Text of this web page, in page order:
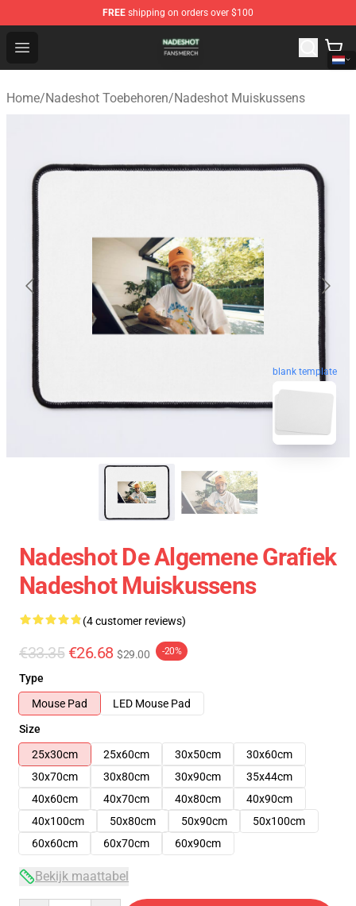
FREE shipping on orders over $100
Open menu
Nadeshot Shop - Official Nadeshot Merchandise Store
Home/Nadeshot Toebehoren/Nadeshot Muiskussens
blank template
Nadeshot De Algemene Grafiek
Nadeshot Muiskussens
(4 customer reviews)
€33.35 €26.68 $29.00 -20%
Type
Mouse Pad
LED Mouse Pad
Size
25x30cm
25x60cm 30x50cm
30x60cm
30x70cm
30x80cm 30x90cm
35x44cm
40x60cm
40x70cm 40x80cm
40x90cm
40x100cm
50x80cm 50x90cm
50x100cm
60x60cm
60x70cm 60x90cm
Bekijk maattabel